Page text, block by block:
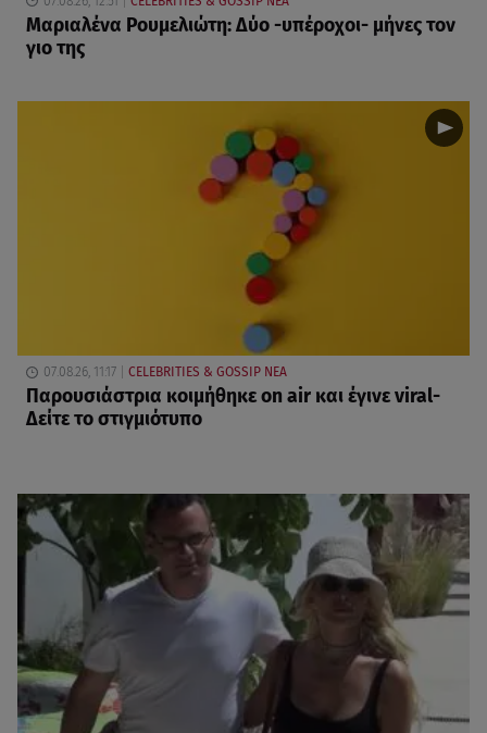
Μαριαλένα Ρουμελιώτη: Δύο -υπέροχοι- μήνες τον
γιο της
07.08.26, 11:17 CELEBRITIES & GOSSIP ΝΕΑ
Παρουσιάστρια κοιμήθηκε on air και έγινε viral-
Δείτε το στιγμιότυπο